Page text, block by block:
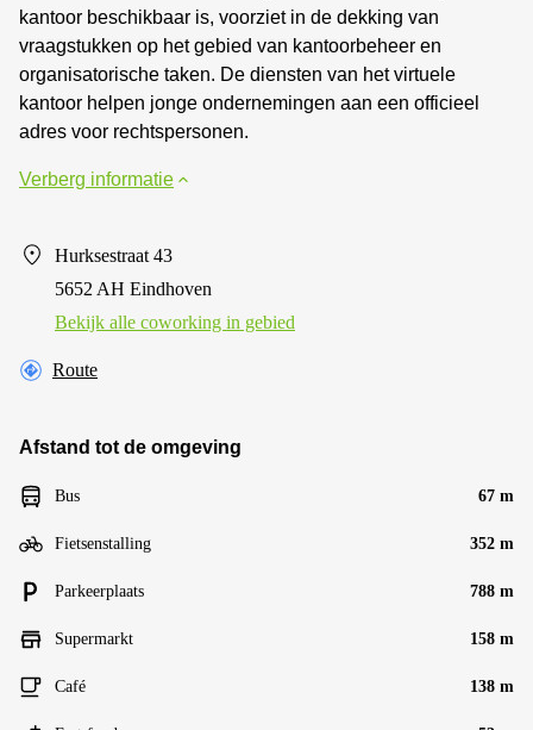
kantoor beschikbaar is, voorziet in de dekking van
vraagstukken op het gebied van kantoorbeheer en
organisatorische taken. De diensten van het virtuele
kantoor helpen jonge ondernemingen aan een officieel
adres voor rechtspersonen.
Verberg informatie
Hurksestraat 43
5652 AH Eindhoven
Bekijk alle сoworking in gebied
Route
Afstand tot de omgeving
Bus 67 m
Fietsenstalling 352 m
Parkeerplaats 788 m
Supermarkt 158 m
Café 138 m